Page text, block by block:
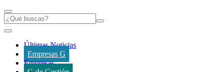
Últimas Noticias
Empresas G
Empresas